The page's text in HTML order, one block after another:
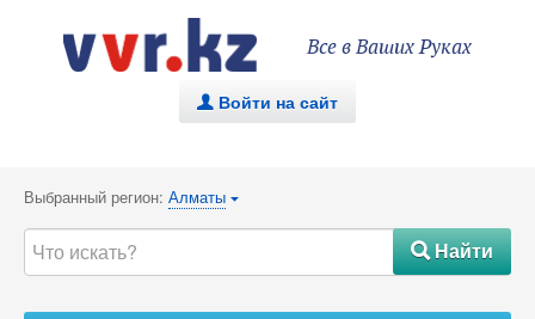
Все в Ваших Руках
. Войти на сайт
Выбранный регион: Алматы {
#Найти